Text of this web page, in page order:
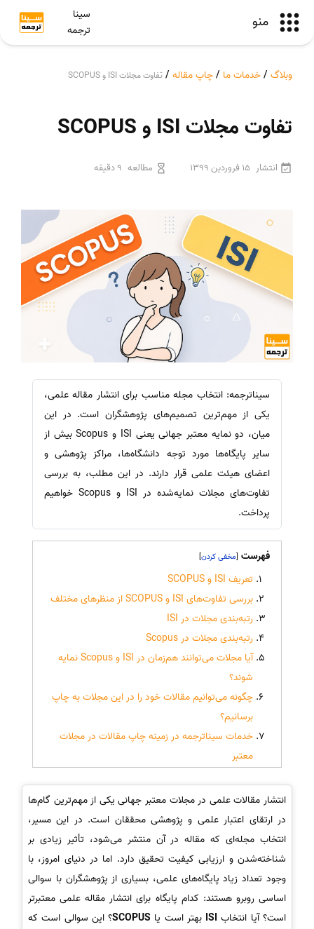
منو
سینا
ترجمه
وبلاگ /خدمات ما /چاپ مقاله / تفاوت مجلات ISI و SCOPUS
تفاوت مجلات ISI و SCOPUS
انتشار 15 فروردین 1399 مطالعه 9 دقیقه
سیناترجمه: انتخاب مجله مناسب برای انتشار مقاله علمی،
یکی از مهم‌ترین تصمیم‌های پژوهشگران است. در این
میان، دو نمایه معتبر جهانی یعنی ISI و Scopus بیش از
سایر پایگاه‌ها مورد توجه دانشگاه‌ها، مراکز پژوهشی و
اعضای هیئت علمی قرار دارند. در این مطلب، به بررسی
تفاوت‌های مجلات نمایه‌شده در ISI و Scopus خواهیم
پرداخت.
فهرست [
]
تعریف ISI و SCOPUS
بررسی تفاوت‌های ISI و SCOPUS از منظرهای مختلف
رتبه‌بندی مجلات در ISI
رتبه‌بندی مجلات در Scopus
آیا مجلات می‌توانند هم‌زمان در ISI و Scopus نمایه
شوند؟
چگونه می‌توانیم مقالات خود را در این مجلات به چاپ
برسانیم؟
خدمات سیناترجمه در زمینه چاپ مقالات در مجلات
معتبر
انتشار مقالات علمی در مجلات معتبر جهانی یکی از مهم‌ترین گام‌ها
در ارتقای اعتبار علمی و پژوهشی محققان است. در این مسیر،
انتخاب مجله‌ای که مقاله در آن منتشر می‌شود، تأثیر زیادی بر
شناخته‌شدن و ارزیابی کیفیت تحقیق دارد. اما در دنیای امروز، با
وجود تعداد زیاد پایگاه‌های علمی، بسیاری از پژوهشگران با سوالی
اساسی روبرو هستند: کدام پایگاه برای انتشار مقاله علمی معتبرتر
است؟ آیا انتخاب ISI بهتر است یا SCOPUS؟ این سوالی است که